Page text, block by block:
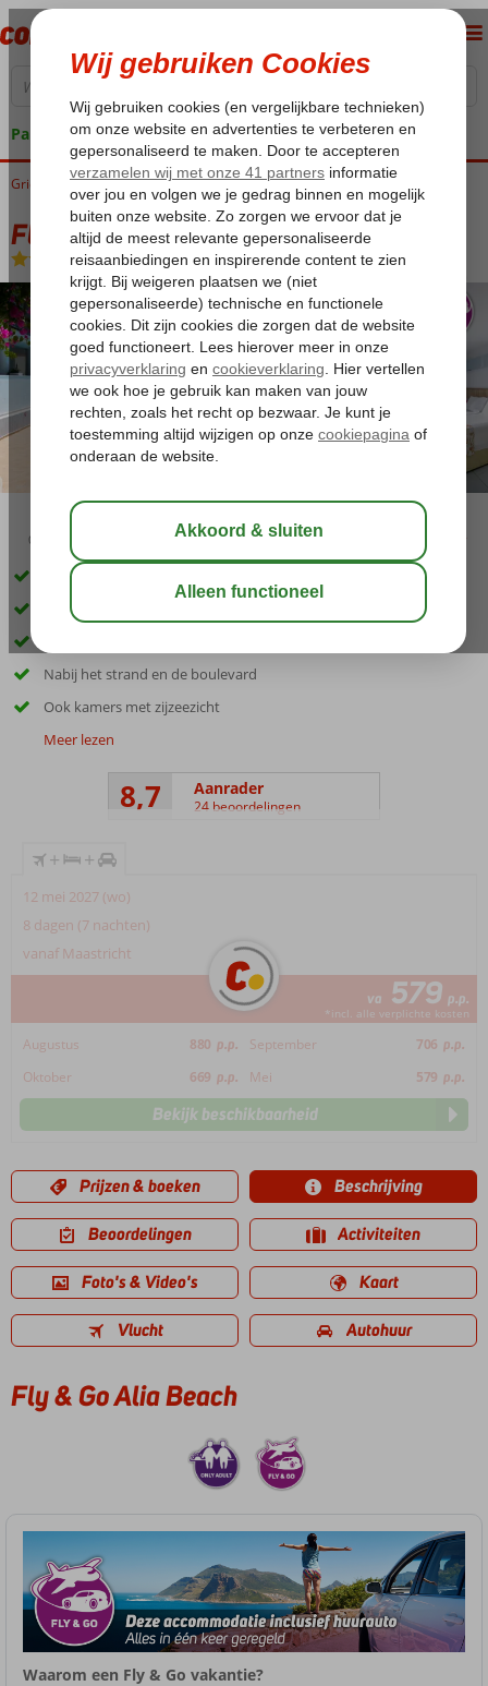
Pakketgarantie
Home
Griekenland Kreta Chersonissos Fly & Go Alia Beach
Fly & Go Alia Beach
Logies en ontbijt -Hotel
03:30
Inclusief huurauto
In het hart van Chersonissos
Nabij het strand en de boulevard
Ook kamers met zijzeezicht
Meer lezen
8,7 Aanrader
24 beoordelingen
+ +
12 mei 2027 (wo)
8 dagen (7 nachten)
vanaf Maastricht
va 579 p.p.
*incl. alle verplichte kosten
Augustus 880 p.p. September 706 p.p.
Oktober
669 p.p. Mei 579 p.p.
Bekijk beschikbaarheid
Prijzen & boeken Beschrijving
Beoordelingen Activiteiten
Foto's & Video's Kaart
Vlucht Autohuur
Fly & Go Alia Beach
Waarom een Fly & Go vakantie?